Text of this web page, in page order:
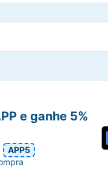
e ganhe 5%
APP5